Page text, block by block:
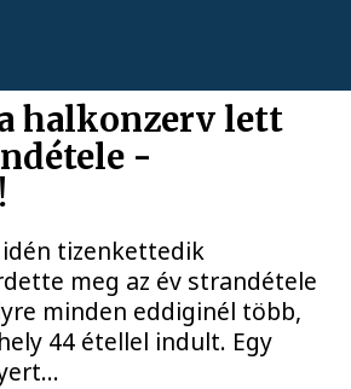
halkonzerv lett
-
tizenkettedik
meg az év strandétele
minden eddiginél több,
44 étellel indult. Egy